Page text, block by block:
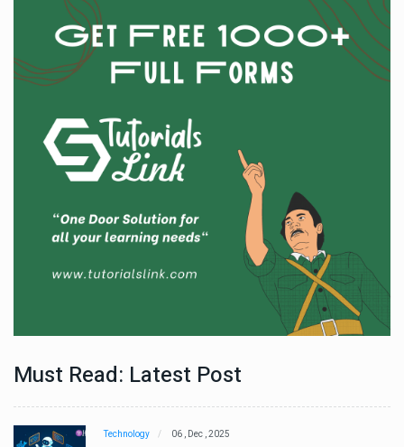
Must Read: Latest Post
Technology 06 , Dec , 2025